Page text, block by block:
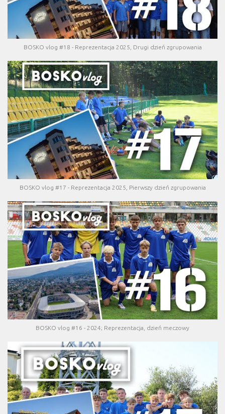
BOSKO vlog #18 - Reprezentacja 2025, Drugi dzień zgrupowania
BOSKO vlog #17 - Reprezentacja 2025, Pierwszy dzień zgrupowania
BOSKO vlog #16 - 2024; Reprezentacja, dzień meczowy